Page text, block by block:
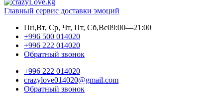
Главный сервис доставки эмоций
Пн,Вт, Ср, Чт, Пт, Сб,Вс09:00—21:00
+996 500 014020
+996 222 014020
Обратный звонок
+996 222 014020
crazylove014020@gmail.com
Обратный звонок